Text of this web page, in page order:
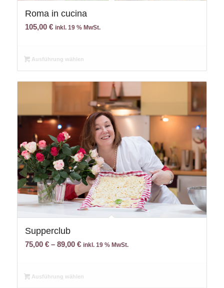
Roma in cucina
105,00 € inkl. 19 % MwSt.
Ausführung wählen
Supperclub
75,00 €– 89,00 € inkl. 19 % MwSt.
Ausführung wählen